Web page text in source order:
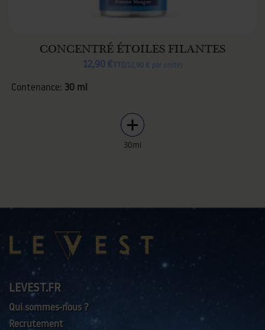
CONCENTRÉ ÉTOILES FILANTES
12,90 € TTC 12,90 € par unité
Contenance: 30 ml
30ml
LEVEST.FR
Qui sommes-nous ?
Recrutement